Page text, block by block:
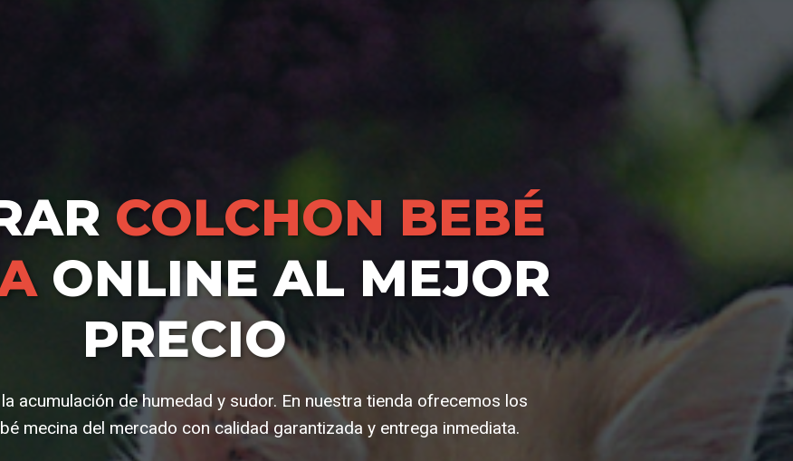
COLCHON BEBÉ
ONLINE AL MEJOR
PRECIO
acumulación de humedad y sudor. En nuestra tienda ofrecemos los
mecina del mercado con calidad garantizada y entrega inmediata.